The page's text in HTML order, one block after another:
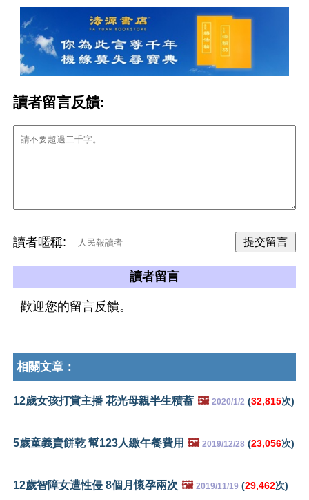
讀者留言反饋:
讀者暱稱:
讀者留言
歡迎您的留言反饋。
相關文章：
12歲女孩打賞主播 花光母親半生積蓄 🖼️ 2020/1/2 (32,815次)
5歲童義賣餅乾 幫123人繳午餐費用 🖼️ 2019/12/28 (23,056次)
12歲智障女遭性侵 8個月懷孕兩次 🖼️ 2019/11/19 (29,462次)